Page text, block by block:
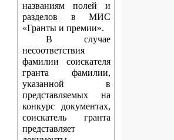
названиям полей и
разделов в МИС
«Гранты и премии».
В случае
несоответствия
фамилии соискателя
гранта фамилии,
указанной в
представляемых на
конкурс документах,
соискатель гранта
представляет